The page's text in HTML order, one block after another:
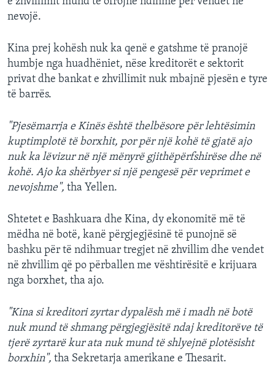
nevojë.
Kina prej kohësh nuk ka qenë e gatshme të pranojë
humbje nga huadhëniet, nëse kreditorët e sektorit
privat dhe bankat e zhvillimit nuk mbajnë pjesën e tyre
të barrës.
"Pjesëmarrja e Kinës është thelbësore për lehtësimin
kuptimplotë të borxhit, por për një kohë të gjatë ajo
nuk ka lëvizur në një mënyrë gjithëpërfshirëse dhe në
kohë. Ajo ka shërbyer si një pengesë për veprimet e
nevojshme", tha Yellen.
Shtetet e Bashkuara dhe Kina, dy ekonomitë më të
mëdha në botë, kanë përgjegjësinë të punojnë së
bashku për të ndihmuar tregjet në zhvillim dhe vendet
në zhvillim që po përballen me vështirësitë e krijuara
nga borxhet, tha ajo.
"Kina si kreditori zyrtar dypalësh më i madh në botë
nuk mund të shmang përgjegjësitë ndaj kreditorëve të
tjerë zyrtarë kur ata nuk mund të shlyejnë plotësisht
borxhin", tha Sekretarja amerikane e Thesarit.